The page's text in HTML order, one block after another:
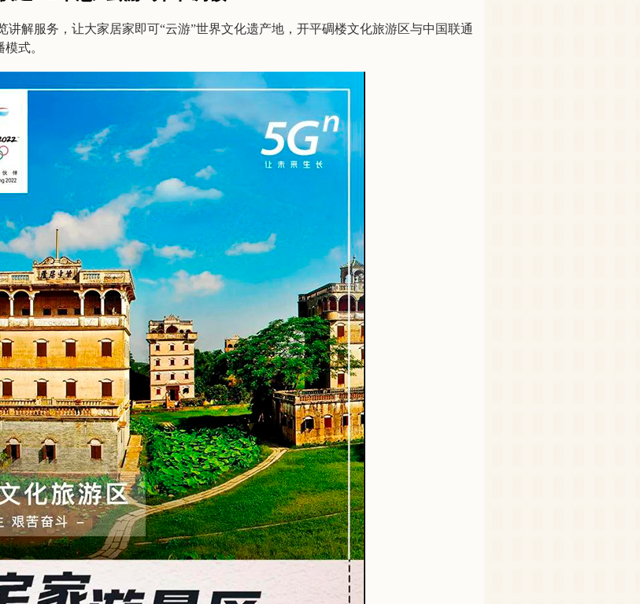
解服务，让大家居家即可“云游”世界文化遗产地，开平碉楼文化旅游区与中国联通
式。